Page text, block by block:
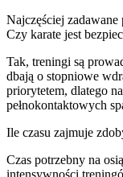
Najczęściej zadawane
Czy karate jest
Tak, treningi są
dbają o stopniowe
priorytetem, dlatego
pełnokontaktowych
Ile czasu zajmuje
Czas potrzebny na
intensywności